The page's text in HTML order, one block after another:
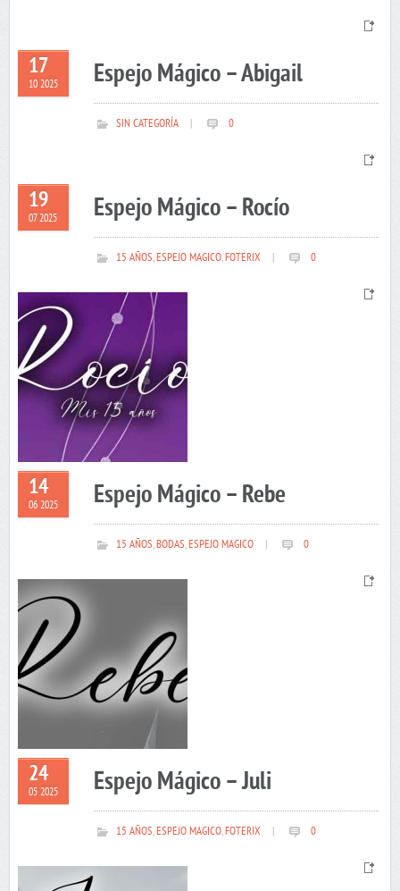
17
10 2025 Espejo Mágico – Abigail
SIN CATEGORÍA 0
19
07 2025 Espejo Mágico – Rocío
15 AÑOS,ESPEJO MAGICO,FOTERIX 0
14
06 2025 Espejo Mágico – Rebe
15 AÑOS,BODAS,ESPEJO MAGICO 0
24
05 2025 Espejo Mágico – Juli
15 AÑOS,ESPEJO MAGICO,FOTERIX 0